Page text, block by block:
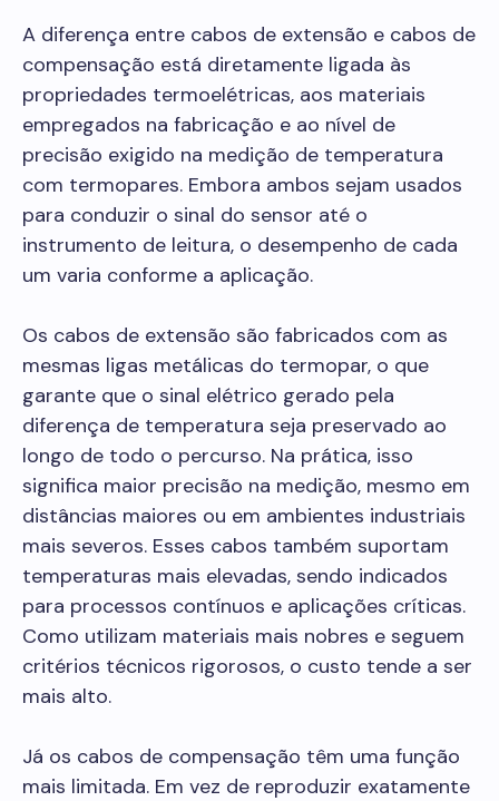
A diferença entre cabos de extensão e cabos de
compensação está diretamente ligada às
propriedades termoelétricas, aos materiais
empregados na fabricação e ao nível de
precisão exigido na medição de temperatura
com termopares. Embora ambos sejam usados
para conduzir o sinal do sensor até o
instrumento de leitura, o desempenho de cada
um varia conforme a aplicação.
Os cabos de extensão são fabricados com as
mesmas ligas metálicas do termopar, o que
garante que o sinal elétrico gerado pela
diferença de temperatura seja preservado ao
longo de todo o percurso. Na prática, isso
significa maior precisão na medição, mesmo em
distâncias maiores ou em ambientes industriais
mais severos. Esses cabos também suportam
temperaturas mais elevadas, sendo indicados
para processos contínuos e aplicações críticas.
Como utilizam materiais mais nobres e seguem
critérios técnicos rigorosos, o custo tende a ser
mais alto.
Já os cabos de compensação têm uma função
mais limitada. Em vez de reproduzir exatamente